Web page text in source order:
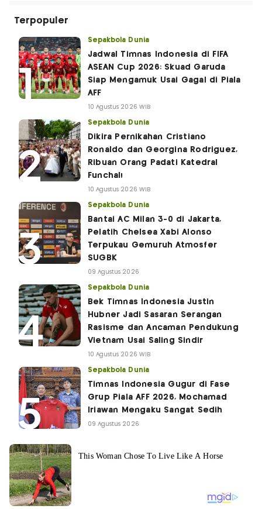
Terpopuler
Sepakbola Dunia
Jadwal Timnas Indonesia di FIFA
ASEAN Cup 2026: Skuad Garuda
Siap Mengamuk Usai Gagal di Piala
AFF
10 Agustus 2026 WIB
Sepakbola Dunia
Dikira Pernikahan Cristiano
Ronaldo dan Georgina Rodriguez,
Ribuan Orang Padati Katedral
Funchal!
10 Agustus 2026 WIB
Sepakbola Dunia
Bantai AC Milan 3-0 di Jakarta,
Pelatih Chelsea Xabi Alonso
Terpukau Gemuruh Atmosfer
SUGBK
09 Agustus 2026
Sepakbola Dunia
Bek Timnas Indonesia Justin
Hubner Jadi Sasaran Serangan
Rasisme dan Ancaman Pendukung
Vietnam Usai Saling Sindir
10 Agustus 2026 WIB
Sepakbola Dunia
Timnas Indonesia Gugur di Fase
Grup Piala AFF 2026, Mochamad
Iriawan Mengaku Sangat Sedih
09 Agustus 2026